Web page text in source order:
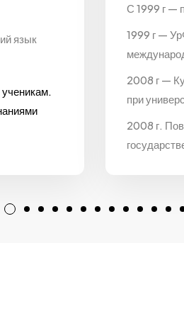
язык
С 1999 г —
1999 г —
2008 г —
при
2008 г.